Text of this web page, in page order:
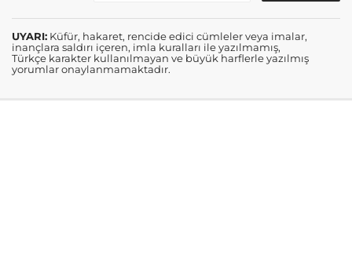
UYARI: Küfür, hakaret, rencide edici cümleler veya imalar,
inançlara saldırı içeren, imla kuralları ile yazılmamış,
Türkçe karakter kullanılmayan ve büyük harflerle yazılmış
yorumlar onaylanmamaktadır.